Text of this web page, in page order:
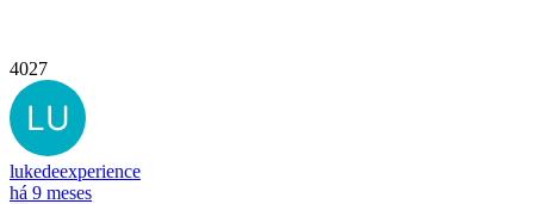
4027
lukedeexperience
há 9 meses